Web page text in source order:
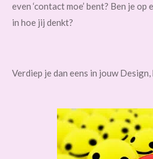
even ‘contact moe’ bent? Ben je
in hoe jij denkt?
Verdiep je dan eens in jouw